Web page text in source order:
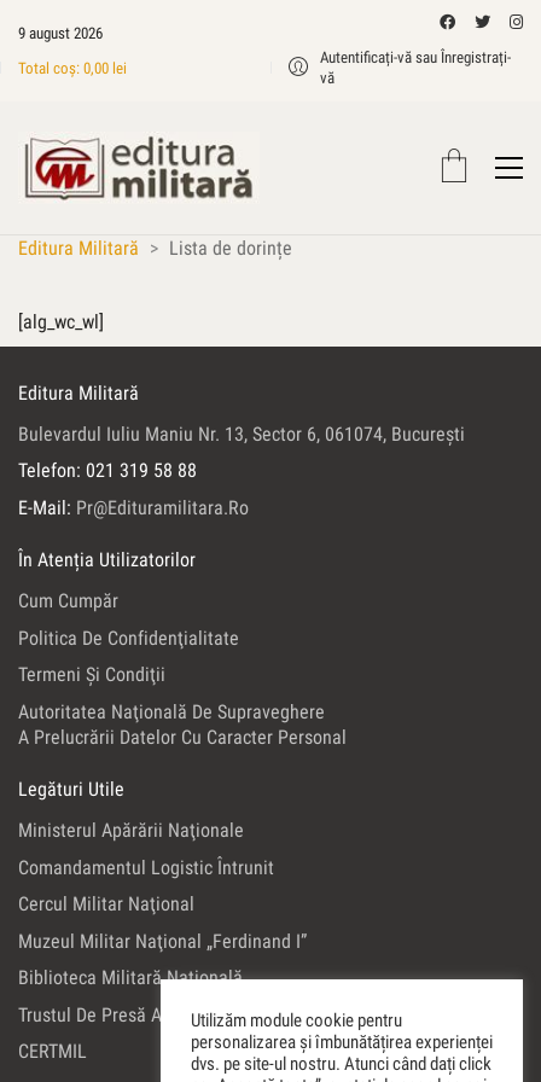
9 august 2026
Total coș: 0,00 lei
Autentificați-vă sau Înregistrați-
vă
Editura Militară > Lista de dorințe
[alg_wc_wl]
Editura Militară
Bulevardul Iuliu Maniu Nr. 13, Sector 6, 061074, Bucureşti
Telefon: 021 319 58 88
E-Mail: Pr@edituramilitara.ro
În Atenția Utilizatorilor
Cum Cumpăr
Politica De Confidenţialitate
Termeni Şi Condiţii
Autoritatea Naţională De Supraveghere
A Prelucrării Datelor Cu Caracter Personal
Legături Utile
Ministerul Apărării Naţionale
Comandamentul Logistic Întrunit
Cercul Militar Naţional
Muzeul Militar Naţional „Ferdinand I”
Biblioteca Militară Naţională
Trustul De Presă Al Ministerului Apărării Naţionale
CERTMIL
Utilizăm module cookie pentru
personalizarea și îmbunătățirea experienței
dvs. pe site-ul nostru. Atunci când dați click